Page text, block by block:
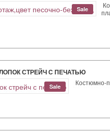
Sale
СТРЕЙЧ С ПЕЧАТЬЮ
Sale Костюмно-